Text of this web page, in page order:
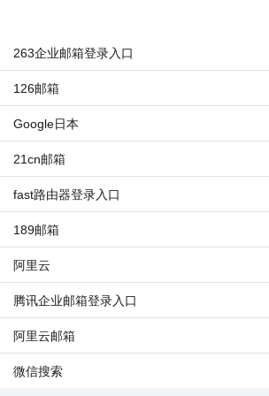
263企业邮箱登录入口
126邮箱
Google日本
21cn邮箱
fast路由器登录入口
189邮箱
阿里云
腾讯企业邮箱登录入口
阿里云邮箱
微信搜索